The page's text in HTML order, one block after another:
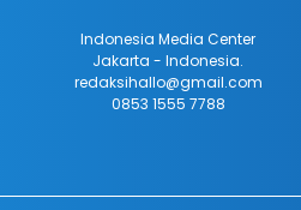
Indonesia Media Center
Jakarta - Indonesia.
redaksihallo@gmail.com
0853 1555 7788